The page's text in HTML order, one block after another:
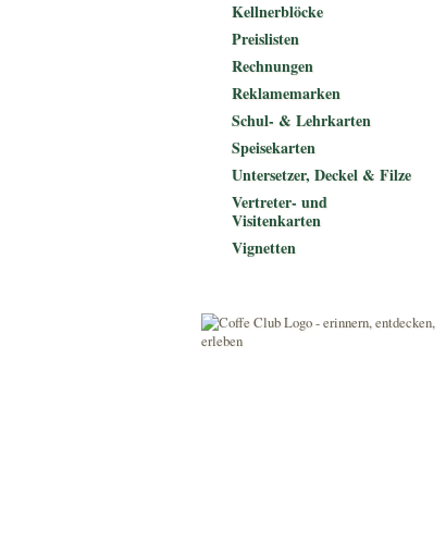
Kellnerblöcke
Preislisten
Rechnungen
Reklamemarken
Schul- & Lehrkarten
Speisekarten
Untersetzer, Deckel & Filze
Vertreter- und
Visitenkarten
Vignetten